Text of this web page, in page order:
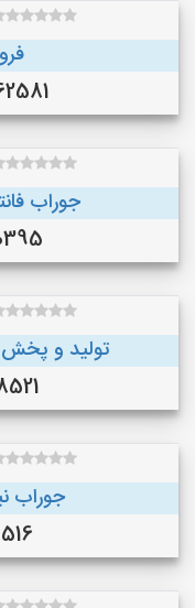
جوراب
تولید و
جوراب